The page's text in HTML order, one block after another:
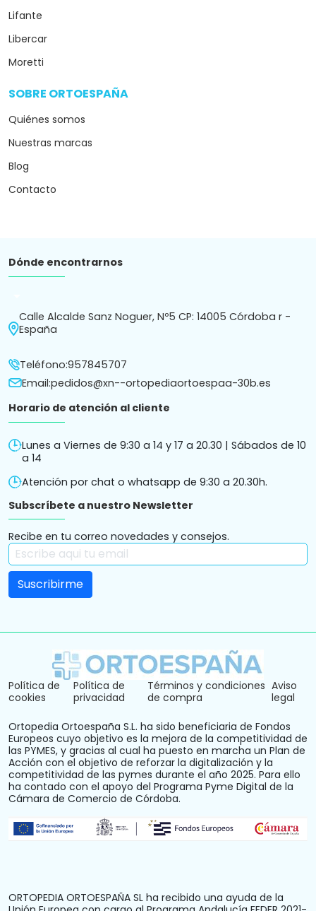
Lifante
Libercar
Moretti
SOBRE ORTOESPAÑA
Quiénes somos
Nuestras marcas
Blog
Contacto
Dónde encontrarnos
Calle Alcalde Sanz Noguer, Nº5 CP: 14005 Córdoba r -
España
Teléfono:957845707
Email:pedidos@xn--ortopediaortoespaa-30b.es
Horario de atención al cliente
Lunes a Viernes de 9:30 a 14 y 17 a 20.30 | Sábados de 10
a 14
Atención por chat o whatsapp de 9:30 a 20.30h.
Subscríbete a nuestro Newsletter
Recibe en tu correo novedades y consejos.
Política de
cookies
Política de
privacidad
Términos y condiciones
de compra
Aviso
legal
Ortopedia Ortoespaña S.L. ha sido beneficiaria de Fondos
Europeos cuyo objetivo es la mejora de la competitividad de
las PYMES, y gracias al cual ha puesto en marcha un Plan de
Acción con el objetivo de reforzar la digitalización y la
competitividad de las pymes durante el año 2025. Para ello
ha contado con el apoyo del Programa Pyme Digital de la
Cámara de Comercio de Córdoba.
ORTOPEDIA ORTOESPAÑA SL ha recibido una ayuda de la